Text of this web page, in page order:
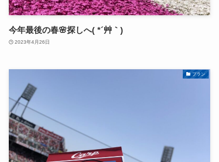
今年最後の春🌸探しへ( *´艸｀)
2023年4月26日
プラン